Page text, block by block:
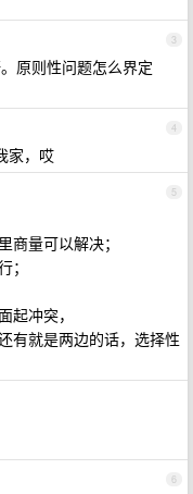
3
原则性问题怎么界定
4
家，哎
5
商量可以解决；
；
起冲突，
有就是两边的话，选择性
6